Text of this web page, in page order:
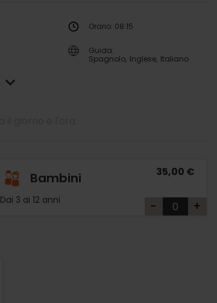
Orario: 08:15
Guida:
Spagnolo Inglese Italiano
Bambini
Dai 3 ai 12 anni
35,00 €
- +